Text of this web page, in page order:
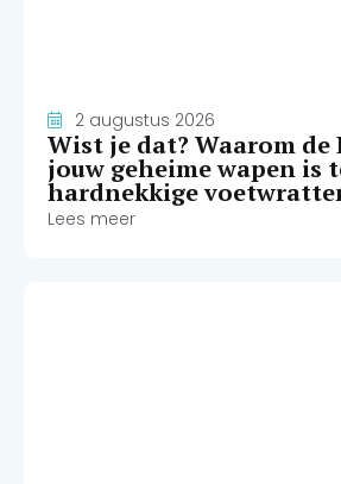
2 augustus 2026
Wist je dat? Waarom de
jouw geheime wapen is
hardnekkige
Lees meer